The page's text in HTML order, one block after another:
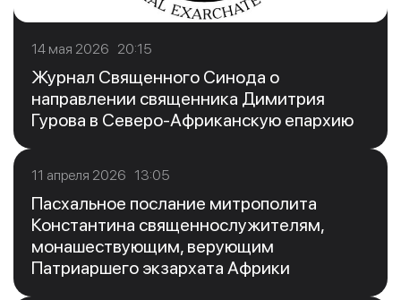
14 мая 2026 20:15
Журнал Священного Синода о
направлении священника Димитрия
Гурова в Северо-Африканскую епархию
11 апреля 2026 13:05
Пасхальное послание митрополита
Константина священнослужителям,
монашествующим, верующим
Патриаршего экзархата Африки